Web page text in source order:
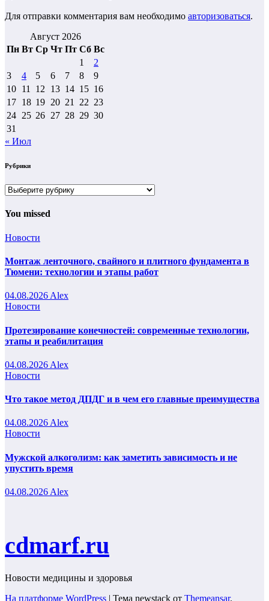
Для отправки комментария вам необходимо авторизоваться.
Август 2026
Пн Вт Ср Чт Пт Сб Вс
1
2
3
4 5 6 7 8
9
10 11 12 13 14 15 16
17 18 19 20 21 22 23
24 25 26 27 28 29 30
31
« Июл
Рубрики
Рубрики
You missed
Новости
Монтаж ленточного, свайного и плитного фундамента в
Тюмени: технологии и этапы работ
04.08.2026 Alex
Новости
Протезирование конечностей: современные технологии,
этапы и реабилитация
04.08.2026 Alex
Новости
Что такое метод ДПДГ и в чем его главные преимущества
04.08.2026 Alex
Новости
Мужской алкоголизм: как заметить зависимость и не
упустить время
04.08.2026 Alex
cdmarf.ru
Новости медицины и здоровья
На платформе WordPress | Тема newstack от Themeansar.